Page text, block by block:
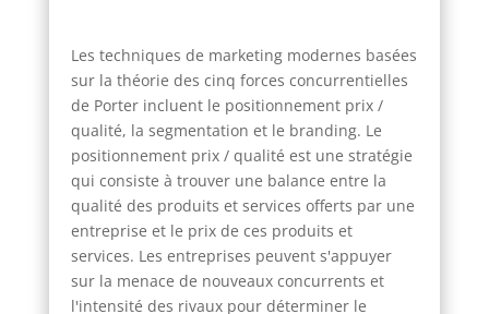
Les techniques de marketing modernes basées
sur la théorie des cinq forces concurrentielles
de Porter incluent le positionnement prix /
qualité, la segmentation et le branding. Le
positionnement prix / qualité est une stratégie
qui consiste à trouver une balance entre la
qualité des produits et services offerts par une
entreprise et le prix de ces produits et
services. Les entreprises peuvent s'appuyer
sur la menace de nouveaux concurrents et
l'intensité des rivaux pour déterminer le